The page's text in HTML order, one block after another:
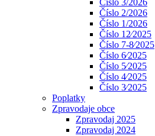
Číslo 3/2026
Číslo 2/2026
Číslo 1/2026
Číslo 12⁄2025
Číslo 7-8⁄2025
Číslo 6⁄2025
Číslo 5⁄2025
Číslo 4⁄2025
Číslo 3⁄2025
Poplatky
Zpravodaje obce
Zpravodaj 2025
Zpravodaj 2024